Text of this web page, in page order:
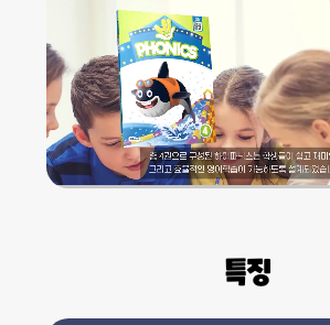
특징